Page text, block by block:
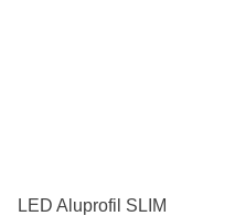
LED Aluprofil SLIM